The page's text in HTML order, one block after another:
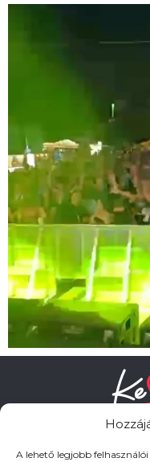
A lehető legjobb